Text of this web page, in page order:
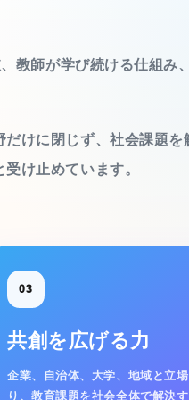
教師が学び続ける仕組み
けに閉じず、社会課題を
け止めています。
03
共創を広げる力
企業、自治体、大学、地域と立
り、教育課題を社会全体で解決す